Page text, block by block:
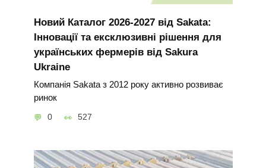
Новий Каталог 2026-2027 від Sakata:
Інновації та ексклюзивні рішення для
українських фермерів від Sakura
Ukraine
Компанія Sakata з 2012 року активно розвиває
ринок
0 527